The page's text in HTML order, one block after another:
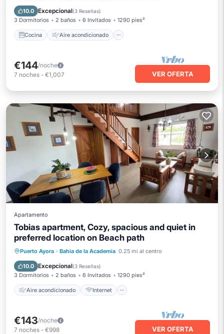
10.0 Excepcional(3 Reseñas)
3 Dormitorios 2 baños 6 Invitados 1290 pies²
Cocina Aire acondicionado
Apto para niños
€144/noche
7 noches - €1,007 VER OFERTA
Apartamento
Tobias apartment, Cozy, spacious and quiet in
preferred location on Beach path
Puerto Ayora · Bahia de la Academia 0.25 mi al centro
10.0 Excepcional(3 Reseñas)
3 Dormitorios 2 baños 6 Invitados 1290 pies²
Aire acondicionado Internet
Aire acondicionado
Internet
Apto para niños
€143/noche
7 noches - €998 VER OFERTA